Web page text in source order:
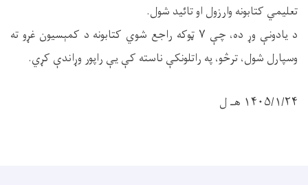
تعلیمي کتابونه وارزول او تائید شول.
د یادونې وړ ده، چې ۷ ټوکه راجع شوي کتابونه د کمېسیون غړو ته
وسپارل شول، ترڅو، په راتلونکې ناسته کې یې راپور وړاندې کړي.
۱۴۰۵/۱/۲۴ هـ ل